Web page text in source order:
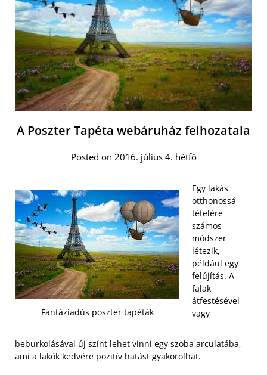
A Poszter Tapéta webáruház felhozatala
Posted on 2016. július 4. hétfő
Fantáziadús poszter tapéták
Egy lakás
otthonossá
tételére
számos
módszer
létezik,
például egy
felújítás. A
falak
átfestésével
vagy
beburkolásával új színt lehet vinni egy szoba arculatába,
ami a lakók kedvére pozitív hatást gyakorolhat.